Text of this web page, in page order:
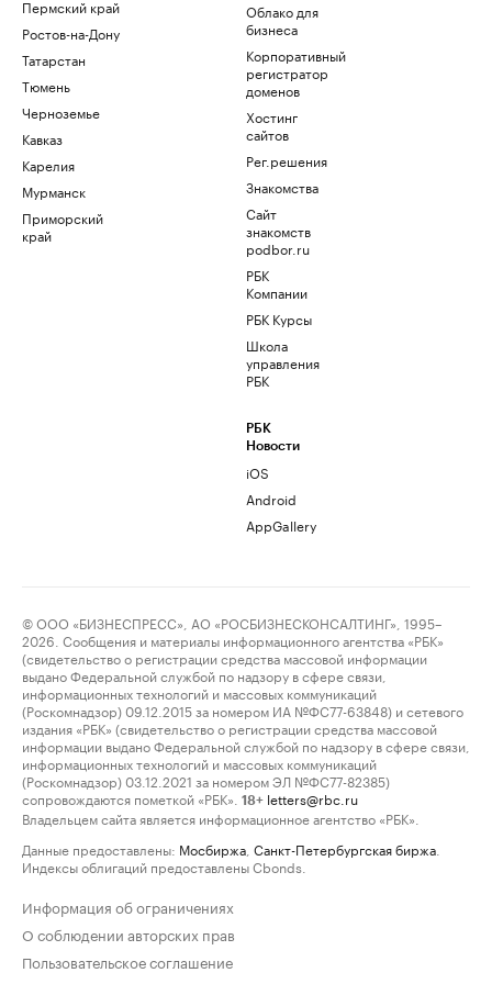
Пермский край
Ростов-на-Дону
Татарстан
Тюмень
Черноземье
Кавказ
Карелия
Мурманск
Приморский
край
Облако для
бизнеса
Корпоративный
регистратор
доменов
Хостинг
сайтов
Рег.решения
Знакомства
Сайт
знакомств
podbor.ru
РБК
Компании
РБК Курсы
Школа
управления
РБК
РБК
Новости
iOS
Android
AppGallery
© ООО «БИЗНЕСПРЕСС», АО «РОСБИЗНЕСКОНСАЛТИНГ», 1995–
2026. Сообщения и материалы информационного агентства «РБК»
(свидетельство о регистрации средства массовой информации
выдано Федеральной службой по надзору в сфере связи,
информационных технологий и массовых коммуникаций
(Роскомнадзор) 09.12.2015 за номером ИА №ФС77-63848) и сетевого
издания «РБК» (свидетельство о регистрации средства массовой
информации выдано Федеральной службой по надзору в сфере связи,
информационных технологий и массовых коммуникаций
(Роскомнадзор) 03.12.2021 за номером ЭЛ №ФС77-82385)
сопровождаются пометкой «РБК».
18+ letters@rbc.ru
Владельцем сайта является информационное агентство «РБК».
Данные предоставлены: Мосбиржа Санкт-Петербургская биржа
Индексы облигаций предоставлены Cbonds.
Информация об ограничениях
О соблюдении авторских прав
Пользовательское соглашение